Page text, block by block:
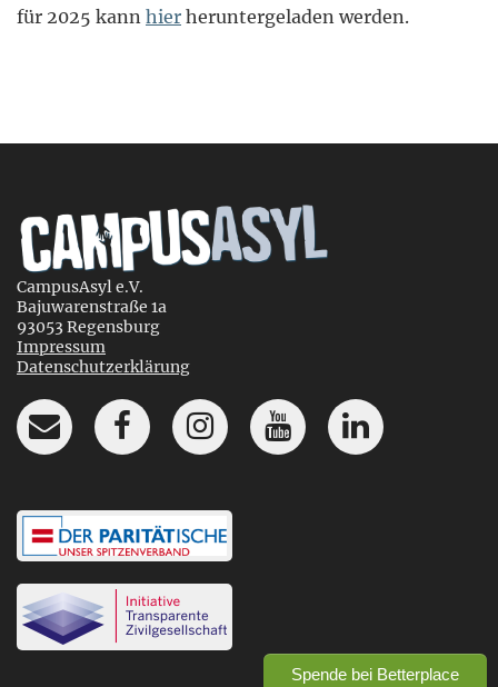
für 2025 kann hier heruntergeladen werden.
CampusAsyl e.V.
Bajuwarenstraße 1a
93053 Regensburg
Impressum
Datenschutzerklärung
Spende bei Betterplace